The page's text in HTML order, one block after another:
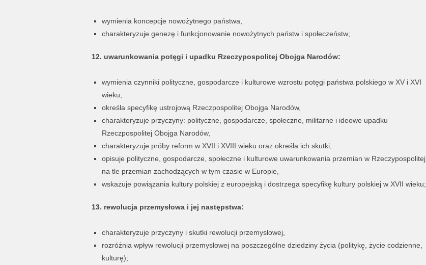
wymienia koncepcje nowożytnego państwa,
charakteryzuje genezę i funkcjonowanie nowożytnych państw i społeczeństw;
12. uwarunkowania potęgi i upadku Rzeczypospolitej Obojga Narodów:
wymienia czynniki polityczne, gospodarcze i kulturowe wzrostu potęgi państwa polskiego w XV i XVI
wieku,
określa specyfikę ustrojową Rzeczpospolitej Obojga Narodów,
charakteryzuje przyczyny: polityczne, gospodarcze, społeczne, militarne i ideowe upadku
Rzeczpospolitej Obojga Narodów,
charakteryzuje próby reform w XVII i XVIII wieku oraz określa ich skutki,
opisuje polityczne, gospodarcze, społeczne i kulturowe uwarunkowania przemian w Rzeczypospolitej
na tle przemian zachodzących w tym czasie w Europie,
wskazuje powiązania kultury polskiej z europejską i dostrzega specyfikę kultury polskiej w XVII wieku;
13. rewolucja przemysłowa i jej następstwa:
charakteryzuje przyczyny i skutki rewolucji przemysłowej,
rozróżnia wpływ rewolucji przemysłowej na poszczególne dziedziny życia (politykę, życie codzienne,
kulturę);